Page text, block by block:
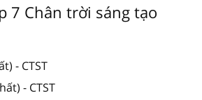
7 Chân trời sáng tạo
- CTST
- CTST